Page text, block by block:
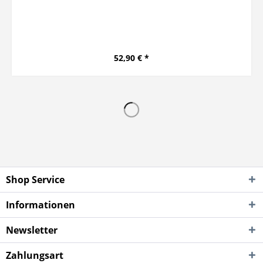
52,90 € *
Shop Service
Informationen
Newsletter
Zahlungsart